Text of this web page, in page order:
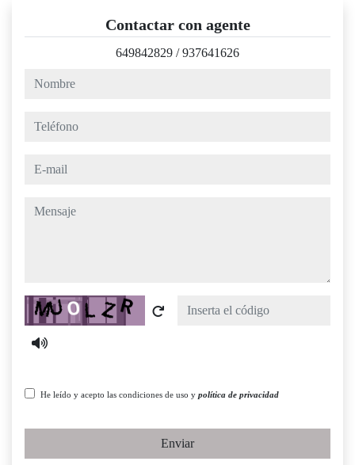
Contactar con agente
649842829 /937641626
nombre
teléfono
e-mail
mensaje
Captcha
He leído y acepto las condiciones de uso y política de privacidad
Enviar